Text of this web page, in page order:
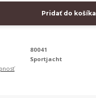
Pridať do košíka
80041
Sportjacht